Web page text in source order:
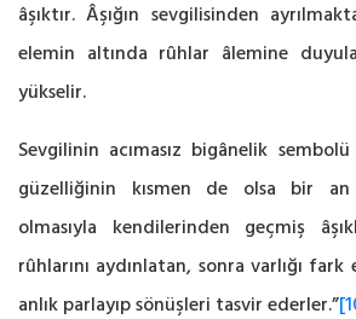
âşıktır. Âşığın ‎sevgilisinden
elemin altında rûhlar âlemine
yükselir.
Sevgilinin acımasız bigânelik
güzelliğinin ‎kısmen de olsa bir an
olmasıyla kendilerinden geçmiş
‎rûhlarını aydınlatan, sonra varlığı
anlık parlayıp sönüşleri tasvir ‎ederler.”